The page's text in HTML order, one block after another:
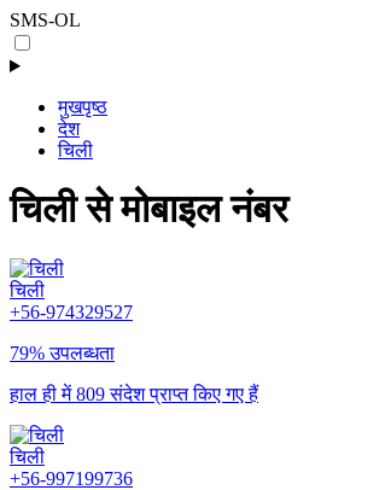
SMS-OL
मुखपृष्ठ
देश
चिली
चिली से मोबाइल नंबर
चिली
+56-974329527
79% उपलब्धता
हाल ही में 809 संदेश प्राप्त किए गए हैं
चिली
+56-997199736